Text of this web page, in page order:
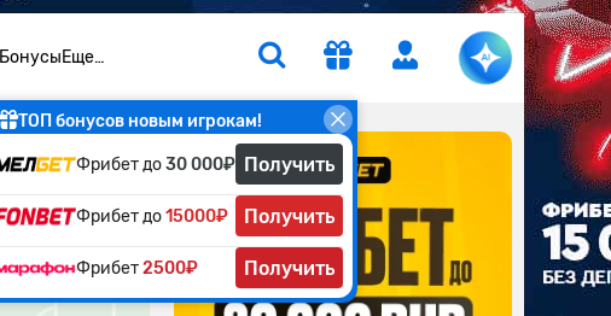
БонусыЕще…
ТОП бонусов новым игрокам!
Фрибет до30 000₽ Получить
Фрибет до15000₽ Получить
Фрибет2500₽ Получить